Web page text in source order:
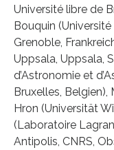
Université libre de
Bouquin (Université
Grenoble,
Uppsala, Uppsala,
d’Astronomie et
Bruxelles, Belgien),
Hron (Universität
(Laboratoire
Antipolis, CNRS,